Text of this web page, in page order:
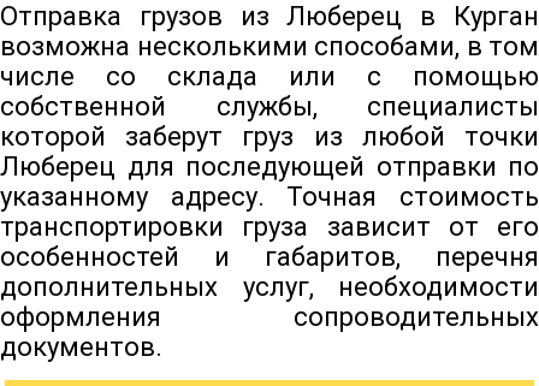
Отправка грузов из Люберец в Курган
возможна несколькими способами, в том
числе со склада или с помощью
собственной службы, специалисты
которой заберут груз из любой точки
Люберец для последующей отправки по
указанному адресу. Точная стоимость
транспортировки груза зависит от его
особенностей и габаритов, перечня
дополнительных услуг, необходимости
оформления сопроводительных
документов.